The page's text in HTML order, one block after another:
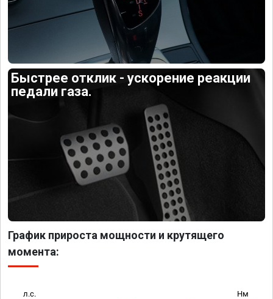
Быстрее отклик - ускорение реакции
педали газа.
График прироста мощности и крутящего
момента:
л.с. Нм